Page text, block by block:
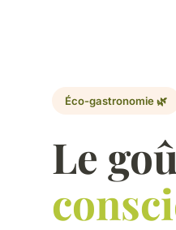
Éco-gastronomie 🌿
Le